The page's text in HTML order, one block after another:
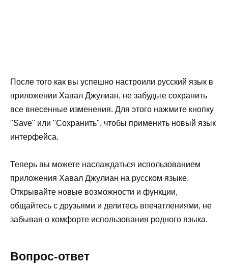
После того как вы успешно настроили русский язык в
приложении Хавал Джулиан, не забудьте сохранить
все внесенные изменения. Для этого нажмите кнопку
"Save" или "Сохранить", чтобы применить новый язык
интерфейса.
Теперь вы можете наслаждаться использованием
приложения Хавал Джулиан на русском языке.
Открывайте новые возможности и функции,
общайтесь с друзьями и делитесь впечатлениями, не
забывая о комфорте использования родного языка.
Вопрос-ответ